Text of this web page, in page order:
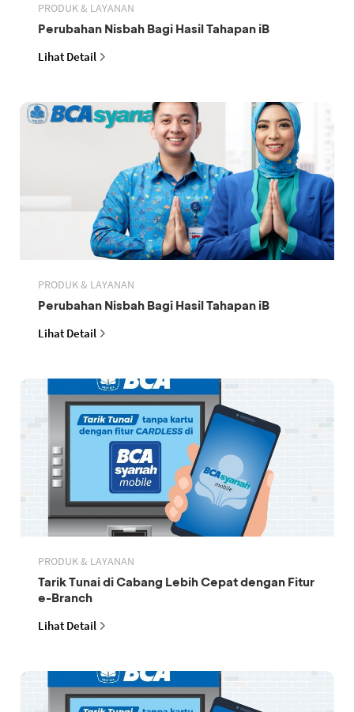
PRODUK & LAYANAN
Perubahan Nisbah Bagi Hasil Tahapan iB
Lihat Detail
PRODUK & LAYANAN
Perubahan Nisbah Bagi Hasil Tahapan iB
Lihat Detail
PRODUK & LAYANAN
Tarik Tunai di Cabang Lebih Cepat dengan Fitur
e-Branch
Lihat Detail